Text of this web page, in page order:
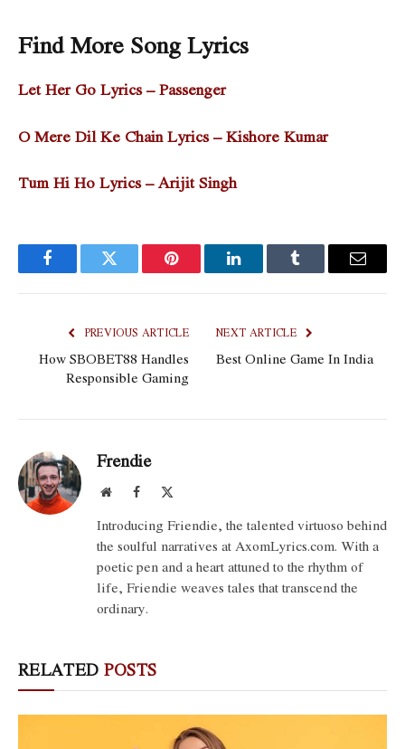
Find More Song Lyrics
Let Her Go Lyrics – Passenger
O Mere Dil Ke Chain Lyrics – Kishore Kumar
Tum Hi Ho Lyrics – Arijit Singh
FacebookTwitter Pinterest LinkedInTumblr Email
PREVIOUS ARTICLE
How SBOBET88 Handles
Responsible Gaming
NEXT ARTICLE
Best Online Game In India
Frendie
WebsiteFacebook
Introducing Friendie, the talented virtuoso behind
the soulful narratives at AxomLyrics.com. With a
poetic pen and a heart attuned to the rhythm of
life, Friendie weaves tales that transcend the
ordinary.
RELATED POSTS